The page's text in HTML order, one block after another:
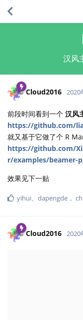
汉风
Cloud2016 2020
前段时间看到一个 汉风
https://github.com/
就又基于它做了个 R
https://github.com/
r/examples/beamer-
效果见下一贴
yihui、 dapengde ，
Cloud2016 2020